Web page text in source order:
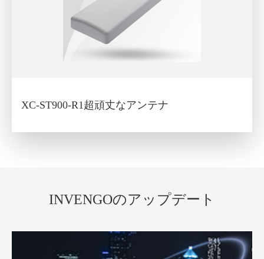
XC-ST900-R1超頑丈なアンテナ
INVENGOのアップデート